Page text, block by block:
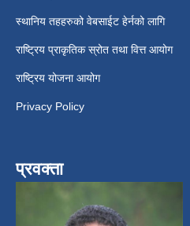
स्थानिय तहहरुको वेबसाईट हेर्नको लागि
राष्ट्रिय प्राकृतिक स्रोत तथा वित्त आयोग
राष्ट्रिय योजना आयोग
Privacy Policy
प्रवक्ता